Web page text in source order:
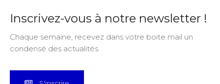
Inscrivez-vous à notre newsletter !
Chaque semaine, recevez dans votre boite mail un
condensé des actualités.